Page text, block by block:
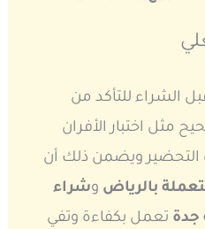
الشراء للتأكد من
مثل اختبار الأفران
التحضير ويضمن ذلك أن
بالرياض وشراء
جدة تعمل بكفاءة وتفي